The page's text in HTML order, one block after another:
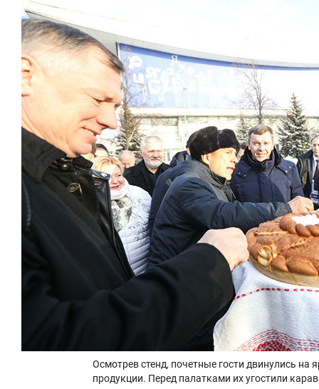
Осмотрев стенд, почетные гости двинулись на
продукции. Перед палатками их угостили